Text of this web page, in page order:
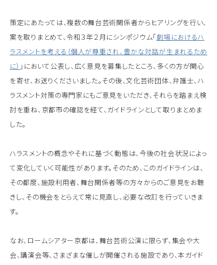
策定にあたっては、複数の舞台芸術関係者からヒアリングを行い、
案を取りまとめて、令和３年２月にシンポジウム「劇場におけるハ
ラスメントを考える（個人が尊重され、豊かな対話が生まれるため
に） 」において公表し、広く意見を募集したところ、多くの方が関心
を寄せ、お送りくださいました。その後、文化芸術団体、弁護士、ハ
ラスメント対策の専門家にもご意見をいただき、それらを踏まえ検
討を重ね、京都市の確認を経て、ガイドラインとして取りまとめま
した。
ハラスメントの概念やそれに基づく動態は、今後の社会状況によっ
て変化していく可能性があります。そのため、このガイドラインは、
その都度、施設利用者、舞台関係者等の方々からのご意見をお聴
きし、その機会をとらえて常に見直し、必要な改訂を行っていきま
す。
なお、ロームシアター京都は、舞台芸術公演に限らず、集会や大
会、講演会等、さまざまな催しが開催される施設であり、本ガイド